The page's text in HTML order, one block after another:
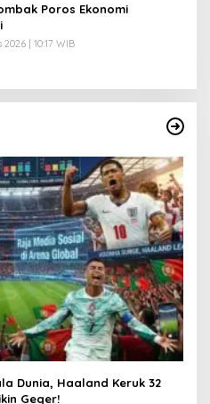
Poros Ekonomi
| 10:17 WIB
Dunia, Haaland Keruk 32
Geger!